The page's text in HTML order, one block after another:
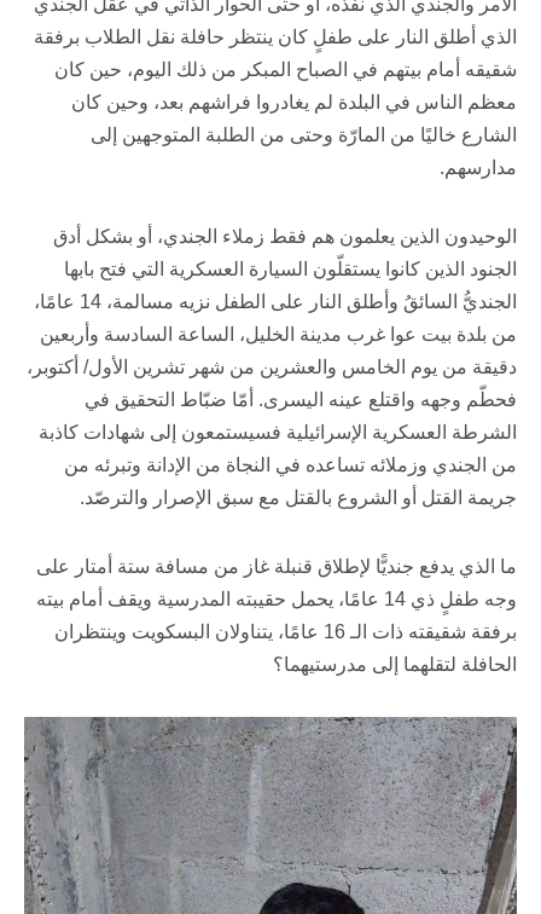
الأمر والجندي الذي نفّذه، أو حتى الحوار الذاتي في عقل الجندي
الذي أطلق النار على طفلٍ كان ينتظر حافلة نقل الطلاب برفقة
شقيقه أمام بيتهم في الصباح المبكر من ذلك اليوم، حين كان
معظم الناس في البلدة لم يغادروا فراشهم بعد، وحين كان
الشارع خاليًا من المارّة وحتى من الطلبة المتوجهين إلى
مدارسهم.
الوحيدون الذين يعلمون هم فقط زملاء الجندي، أو بشكل أدق
الجنود الذين كانوا يستقلّون السيارة العسكرية التي فتح بابها
الجنديُّ السائقُ وأطلق النار على الطفل نزيه مسالمة، 14 عامًا،
من بلدة بيت عوا غرب مدينة الخليل، الساعة السادسة وأربعين
دقيقة من يوم الخامس والعشرين من شهر تشرين الأول/ أكتوبر،
فحطّم وجهه واقتلع عينه اليسرى. أمّا ضبّاط التحقيق في
الشرطة العسكرية الإسرائيلية فسيستمعون إلى شهادات كاذبة
من الجندي وزملائه تساعده في النجاة من الإدانة وتبرئه من
جريمة القتل أو الشروع بالقتل مع سبق الإصرار والترصّد.
ما الذي يدفع جنديًّا لإطلاق قنبلة غاز من مسافة ستة أمتار على
وجه طفلٍ ذي 14 عامًا، يحمل حقيبته المدرسية ويقف أمام بيته
برفقة شقيقته ذات الـ 16 عامًا، يتناولان البسكويت وينتظران
الحافلة لتقلهما إلى مدرستيهما؟